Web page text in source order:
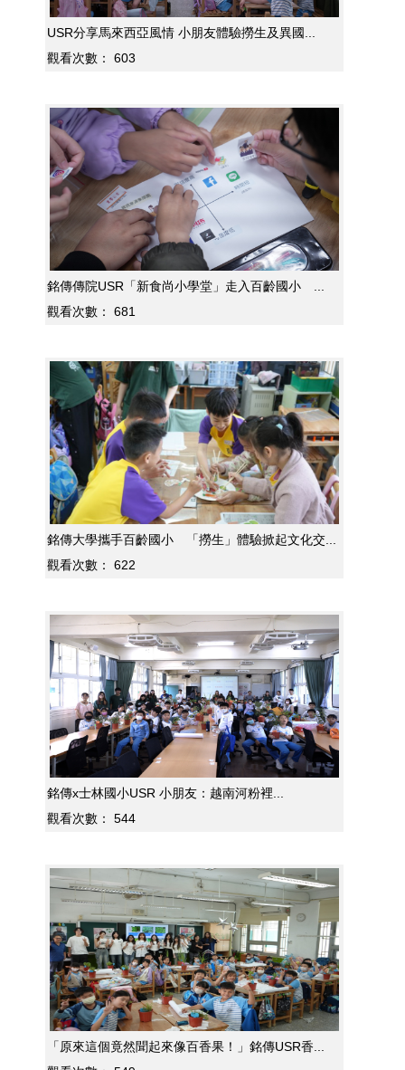
USR分享馬來西亞風情 小朋友體驗撈生及異國...
觀看次數：
603
銘傳傳院USR「新食尚小學堂」走入百齡國小 ...
觀看次數：
681
銘傳大學攜手百齡國小 「撈生」體驗掀起文化交...
觀看次數：
622
銘傳x士林國小USR 小朋友：越南河粉裡...
觀看次數：
544
「原來這個竟然聞起來像百香果！」銘傳USR香...